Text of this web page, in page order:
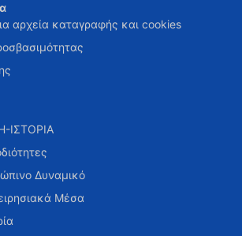
αρχεία καταγραφής και cookies
ΙΣΤΟΡΙΑ
Δυναμικό
Μέσα